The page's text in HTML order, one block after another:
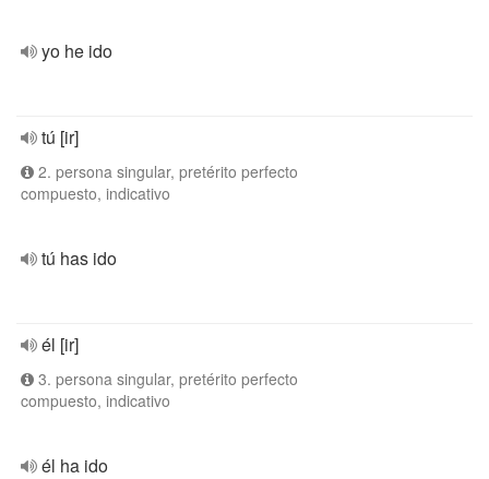
yo he ido
tú [ir]
2. persona singular, pretérito perfecto
compuesto, indicativo
tú has ido
él [ir]
3. persona singular, pretérito perfecto
compuesto, indicativo
él ha ido